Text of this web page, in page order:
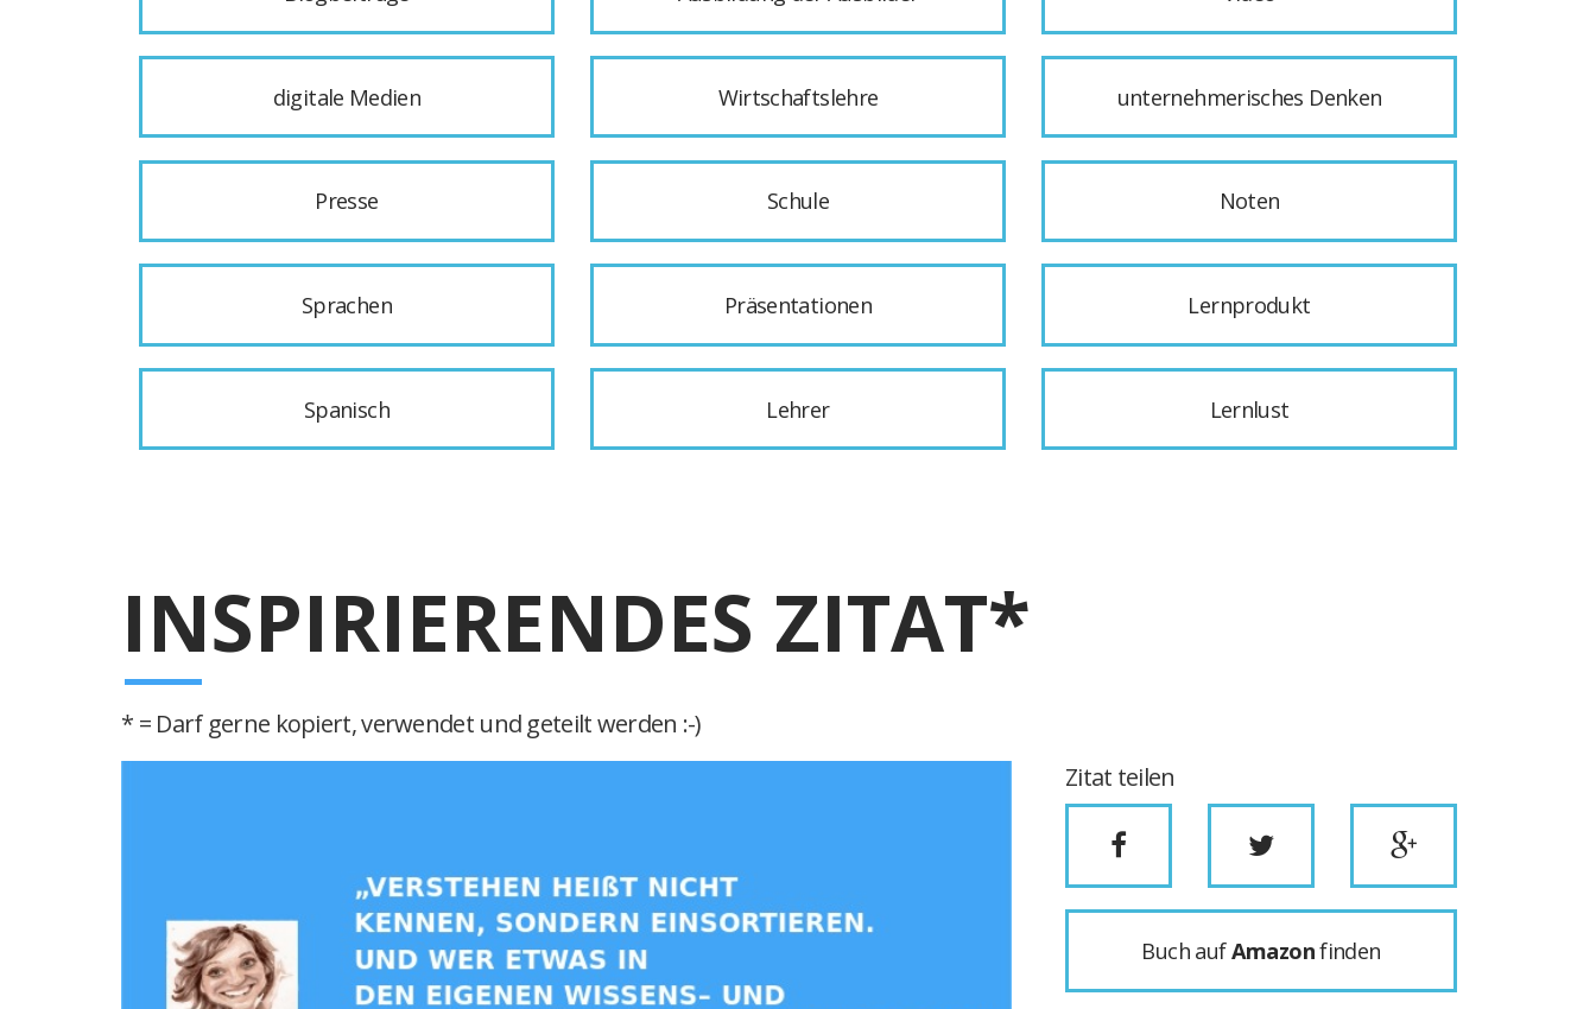
digitale Medien Wirtschaftslehre unternehmerisches Denken
Presse Schule Noten
Sprachen Präsentationen Lernprodukt
Spanisch Lehrer Lernlust
INSPIRIERENDES ZITAT*
* = Darf gerne kopiert, verwendet und geteilt werden :-)
Zitat teilen
Buch aufAmazonfinden